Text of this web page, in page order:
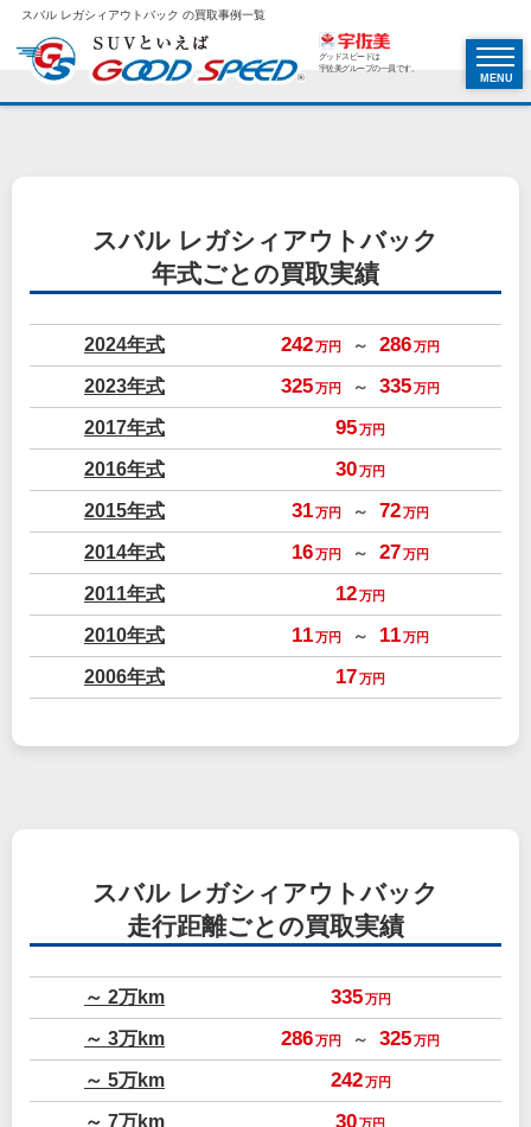
スバル レガシィアウトバック の買取事例一覧
グッドスピードは
宇佐美グループの一員です。
MENU
スバル レガシィアウトバック
年式ごとの買取実績
2024年式 242万円 ～ 286万円
2023年式 325万円 ～ 335万円
2017年式 95万円
2016年式 30万円
2015年式 31万円 ～ 72万円
2014年式 16万円 ～ 27万円
2011年式 12万円
2010年式 11万円 ～ 11万円
2006年式 17万円
スバル レガシィアウトバック
走行距離ごとの買取実績
～ 2万km 335 万円
～ 3万km 286万円 ～ 325万円
～ 5万km 242 万円
～ 7万km 30万円